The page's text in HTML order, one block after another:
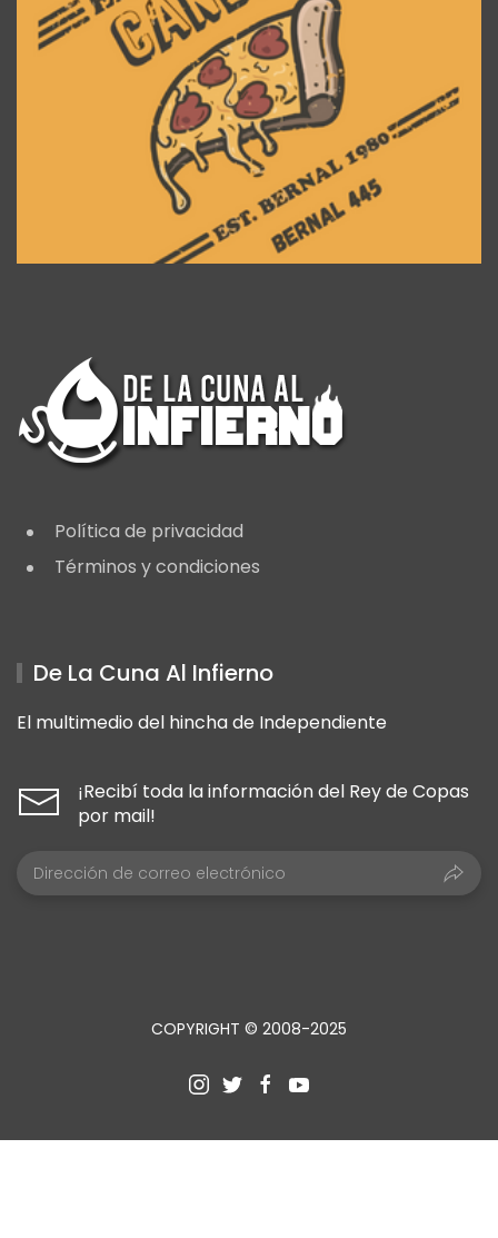
Política de privacidad
Términos y condiciones
De La Cuna Al Infierno
El multimedio del hincha de Independiente
¡Recibí toda la información del Rey de Copas
por mail!
COPYRIGHT © 2008-2025